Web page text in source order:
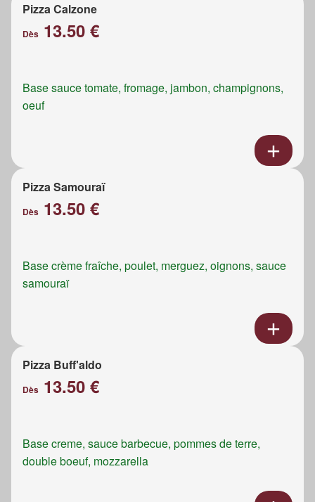
Pizza Calzone
Dès 13.50 €
Base sauce tomate, fromage, jambon, champignons,
oeuf
Pizza Samouraï
Dès 13.50 €
Base crème fraîche, poulet, merguez, oignons, sauce
samouraï
Pizza Buff'aldo
Dès 13.50 €
Base creme, sauce barbecue, pommes de terre,
double boeuf, mozzarella